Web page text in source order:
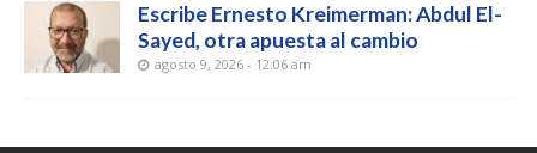
Escribe Ernesto Kreimerman: Abdul El-
Sayed, otra apuesta al cambio
agosto 9, 2026 - 12:06 am